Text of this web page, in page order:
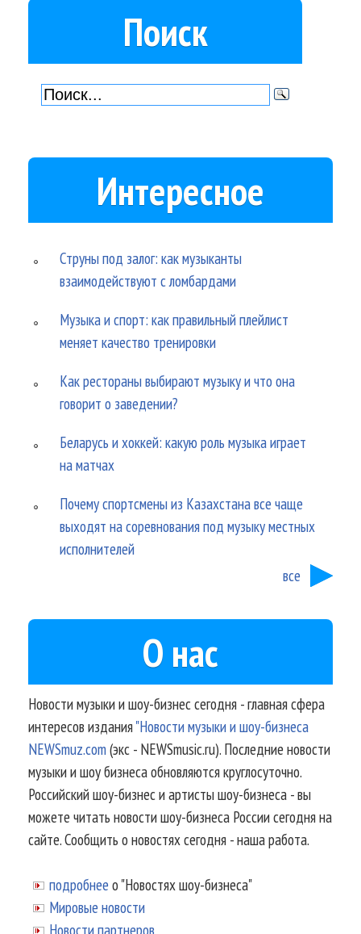
Поиск
Интересное
Струны под залог: как музыканты
взаимодействуют с ломбардами
Музыка и спорт: как правильный плейлист
меняет качество тренировки
Как рестораны выбирают музыку и что она
говорит о заведении?
Беларусь и хоккей: какую роль музыка играет
на матчах
Почему спортсмены из Казахстана все чаще
выходят на соревнования под музыку местных
исполнителей
все
О нас
Новости музыки и шоу-бизнес сегодня - главная сфера
интересов издания"Новости музыки и шоу-бизнеса
NEWSmuz.com(экс - NEWSmusic.ru). Последние новости
музыки и шоу бизнеса обновляются круглосуточно.
Российский шоу-бизнес и артисты шоу-бизнеса - вы
можете читать новости шоу-бизнеса России сегодня на
сайте. Сообщить о новостях сегодня - наша работа.
подробнее о "Новостях шоу-бизнеса"
Мировые новости
Новости партнеров